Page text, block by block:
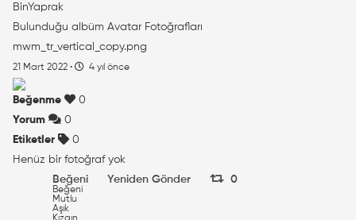
BinYaprak
Bulunduğu albüm Avatar Fotoğrafları
mwm_tr_vertical_copy.png
21 Mart 2022 · 4 yıl önce
Beğenme
0
Yorum
0
Etiketler
0
Henüz bir fotoğraf yok
Beğeni
Beğeni
Mutlu
Aşık
Yeniden Gönder 0